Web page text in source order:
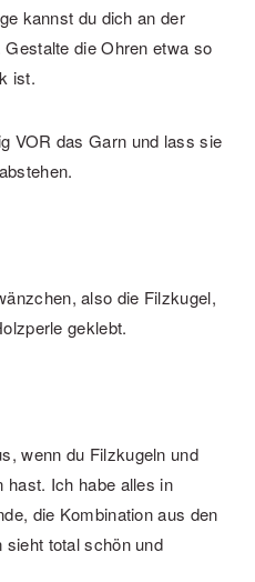
kannst du dich an der
die Ohren etwa so
ist.
VOR das Garn und lass sie
also die Filzkugel,
geklebt.
wenn du Filzkugeln und
hast. Ich habe alles in
die Kombination aus den
sieht total schön und